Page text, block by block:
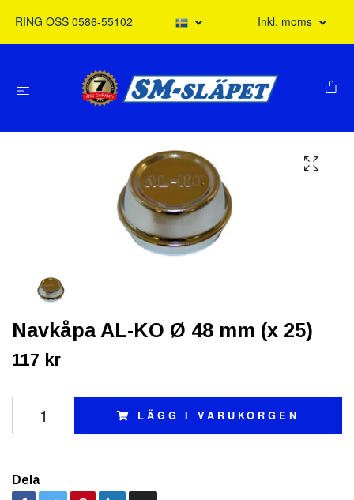
RING OSS 0586-55102 Inkl. moms
Navkåpa AL-KO Ø 48 mm (x 25)
117 kr
LÄGG I VARUKORGEN
Dela